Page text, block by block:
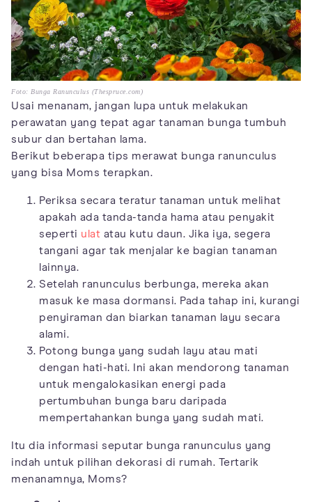
Foto: Bunga Ranunculus (Thespruce.com)
Usai menanam, jangan lupa untuk melakukan
perawatan yang tepat agar tanaman bunga tumbuh
subur dan bertahan lama.
Berikut beberapa tips merawat bunga ranunculus
yang bisa Moms terapkan.
Periksa secara teratur tanaman untuk melihat
apakah ada tanda-tanda hama atau penyakit
seperti ulat atau kutu daun. Jika iya, segera
tangani agar tak menjalar ke bagian tanaman
lainnya.
Setelah ranunculus berbunga, mereka akan
masuk ke masa dormansi. Pada tahap ini, kurangi
penyiraman dan biarkan tanaman layu secara
alami.
Potong bunga yang sudah layu atau mati
dengan hati-hati. Ini akan mendorong tanaman
untuk mengalokasikan energi pada
pertumbuhan bunga baru daripada
mempertahankan bunga yang sudah mati.
Itu dia informasi seputar bunga ranunculus yang
indah untuk pilihan dekorasi di rumah. Tertarik
menanamnya, Moms?